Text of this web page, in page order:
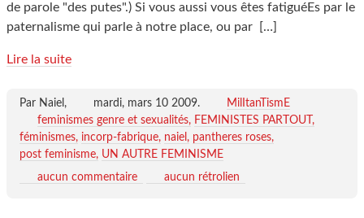
de parole "des putes".) Si vous aussi vous êtes fatiguéEs par le
paternalisme qui parle à notre place, ou par
[…]
Lire la suite
Par Naiel, mardi, mars 10 2009.
MilItanTismE
feminismes genre et sexualités
FEMINISTES PARTOUT
féminismes incorp-fabrique naiel
pantheres roses
post feminisme UN AUTRE FEMINISME
aucun commentaire
aucun rétrolien